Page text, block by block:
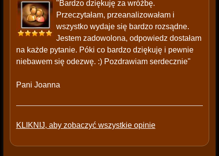
"Bardzo dziękuję za wróżbę.
Przeczytałam, przeanalizowałam i
wszystko wydaje się bardzo rozsądne.
Jestem zadowolona, odpowiedz dostałam
na każde pytanie. Póki co bardzo dziękuję i pewnie
niebawem się odezwę. :) Pozdrawiam serdecznie"
Pani Joanna
KLIKNIJ, aby zobaczyć wszystkie opinie